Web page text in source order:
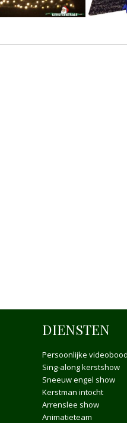
DIENSTEN
Persoonlijke
Sing-along kerstshow
Sneeuw engel show
Kerstman intocht
Arrenslee show
Animatieteam